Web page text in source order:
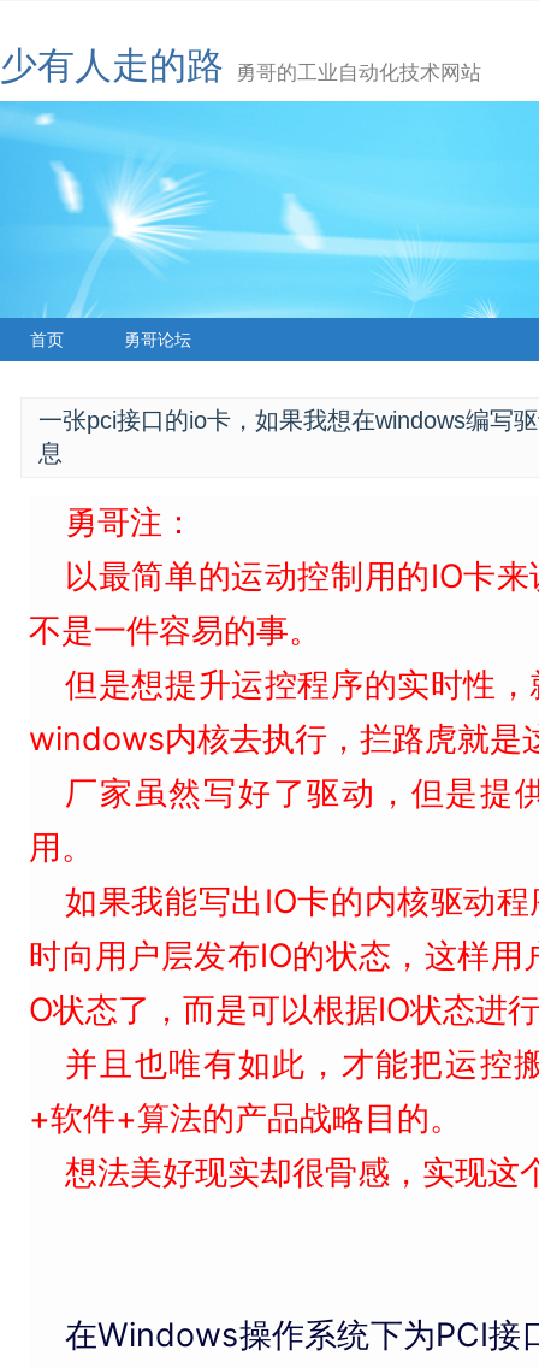
少有人走的路 勇哥的工业自动化技术网站
首页 勇哥论坛
一张pci接口的io卡，如果我想在windows编写
息
勇哥注：
以最简单的运动控制用的IO卡
不是一件容易的事。
但是想提升运控程序的实时性
windows内核去执行，拦路虎就是
厂家虽然写好了驱动，但是提
用。
如果我能写出IO卡的内核驱动
时向用户层发布IO的状态，这样用
O状态了，而是可以根据IO状态进
并且也唯有如此，才能把运控
+软件+算法的产品战略目的。
想法美好现实却很骨感，实现这
在Windows操作系统下为PCI接